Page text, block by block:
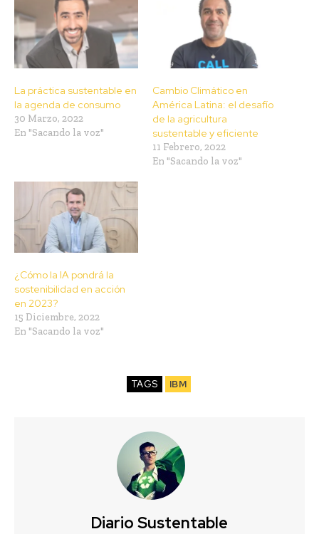
La práctica sustentable en
la agenda de consumo
30 Marzo, 2022
En "Sacando la voz"
Cambio Climático en
América Latina: el desafío
de la agricultura
sustentable y eficiente
11 Febrero, 2022
En "Sacando la voz"
¿Cómo la IA pondrá la
sostenibilidad en acción
en 2023?
15 Diciembre, 2022
En "Sacando la voz"
TAGS IBM
Diario Sustentable